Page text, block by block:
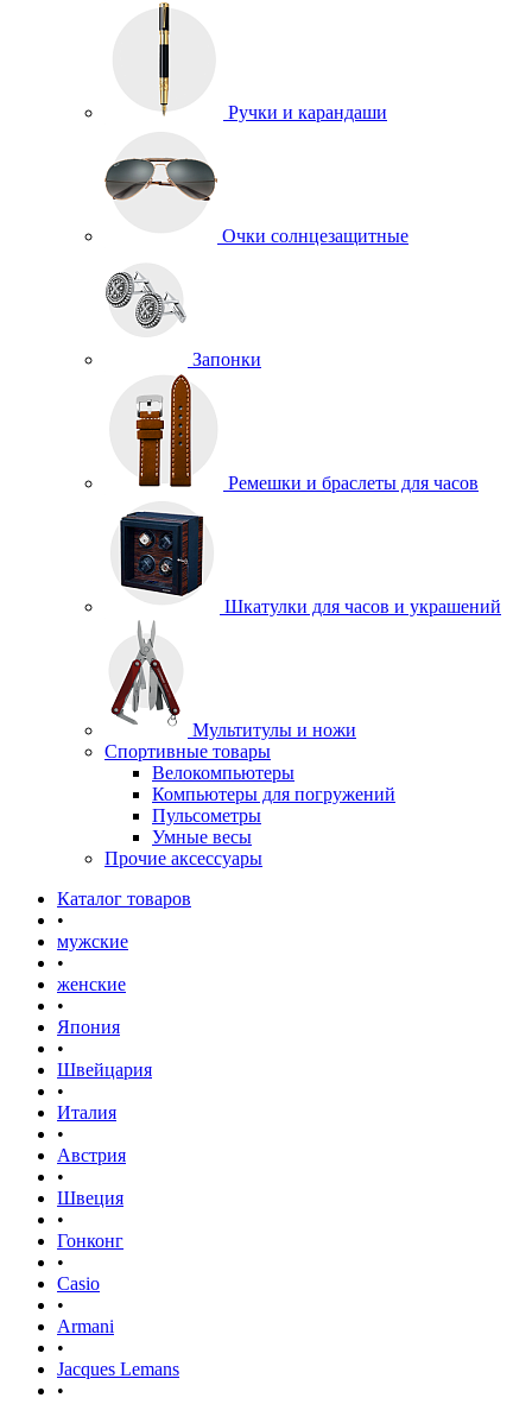
Ручки и карандаши
Очки солнцезащитные
Запонки
Ремешки и браслеты для часов
Шкатулки для часов и украшений
Мультитулы и ножи
Спортивные товары
Велокомпьютеры
Компьютеры для погружений
Пульсометры
Умные весы
Прочие аксессуары
Каталог товаров
•
мужские
•
женские
•
Япония
•
Швейцария
•
Италия
•
Австрия
•
Швеция
•
Гонконг
•
Casio
•
Armani
•
Jacques Lemans
•